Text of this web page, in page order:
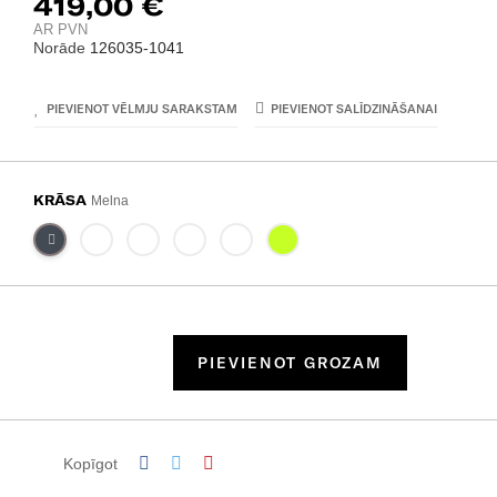
AR PVN
Norāde 126035-1041
PIEVIENOT VĒLMJU SARAKSTAM PIEVIENOT SALĪDZINĀŠANAI
KRĀSA Melna
PIEVIENOT GROZAM
Kopīgot